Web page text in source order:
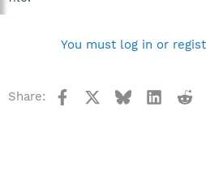
You must log in or
Share: Facebook Bluesky